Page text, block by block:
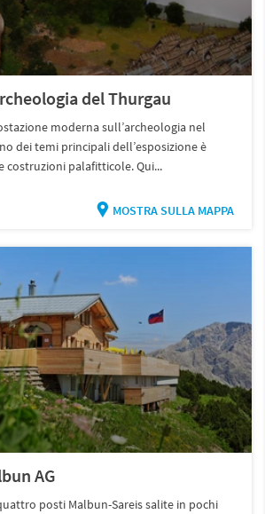
del Thurgau
moderna sull’archeologia nel
dei temi principali dell’esposizione è
costruzioni palafitticole. Qui...
MOSTRA SULLA MAPPA
AG
posti Malbun-Sareis salite in pochi